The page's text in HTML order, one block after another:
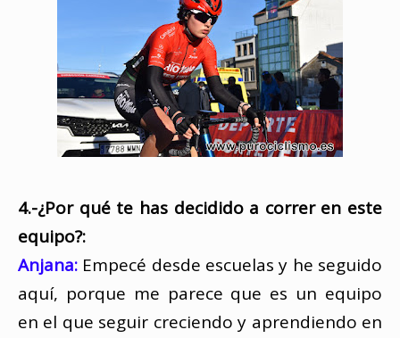
4.-¿Por qué te has decidido a correr en este
equipo?:
Anjana: Empecé desde escuelas y he seguido
aquí, porque me parece que es un equipo
en el que seguir creciendo y aprendiendo en